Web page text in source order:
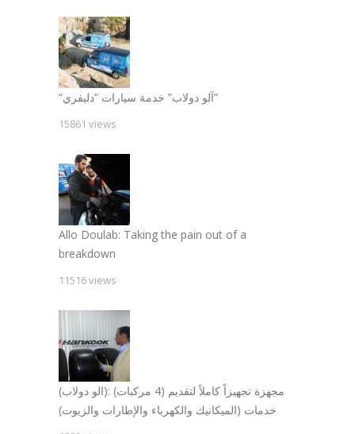
“آلو دولاب” خدمة سيارات “دليفري”
15861 views
Allo Doulab: Taking the pain out of a
breakdown
11516 views
(الو دولاب): (4 مركبات) مجهزة تجهيزاً كاملاً لتقديم
خدمات (الميكانيك والكهرباء والإطارات والزيوت)